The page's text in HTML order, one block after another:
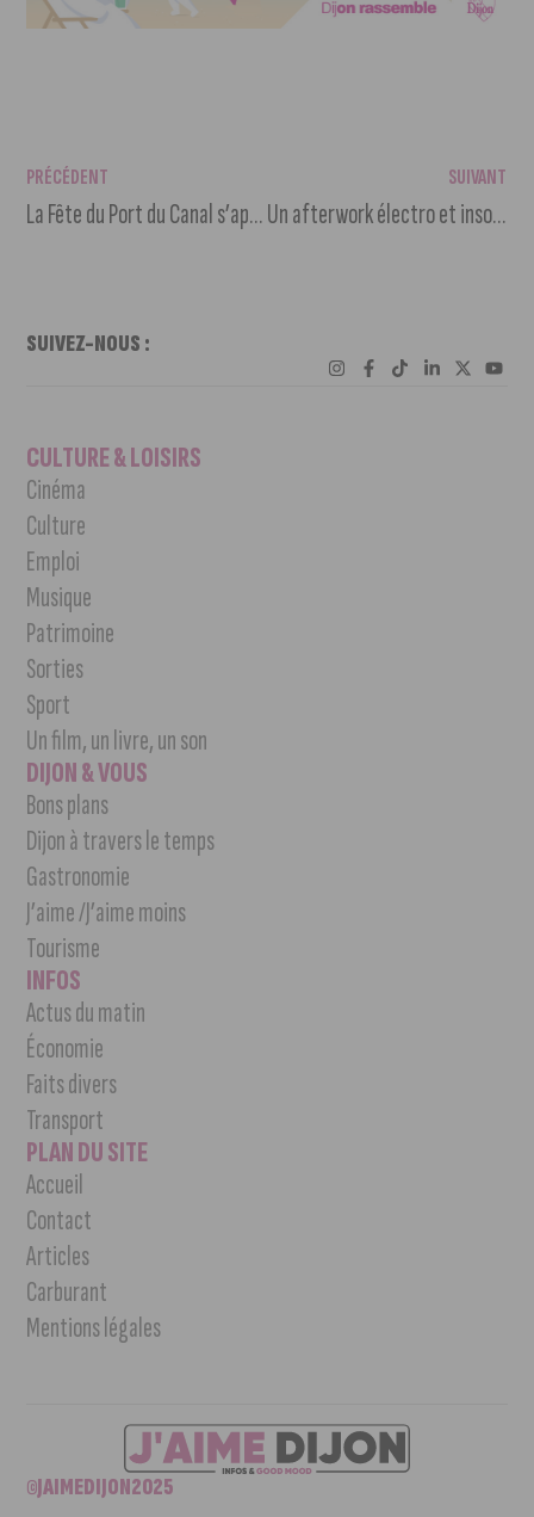
PRÉCÉDENT
La Fête du Port du Canal s’apprête à faire vibrer Dijon pour sa 39e édition !
SUIVANT
Un afterwork électro et insolite s’installe au Passage du Désir !
SUIVEZ-NOUS :
CULTURE & LOISIRS
Cinéma
Culture
Emploi
Musique
Patrimoine
Sorties
Sport
Un film, un livre, un son
DIJON & VOUS
Bons plans
Dijon à travers le temps
Gastronomie
J’aime /J’aime moins
Tourisme
INFOS
Actus du matin
Économie
Faits divers
Transport
PLAN DU SITE
Accueil
Contact
Articles
Carburant
Mentions légales
©JAIMEDIJON2025